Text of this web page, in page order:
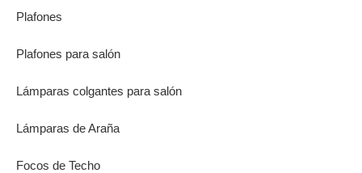
Plafones
Plafones para salón
Lámparas colgantes para salón
Lámparas de Araña
Focos de Techo